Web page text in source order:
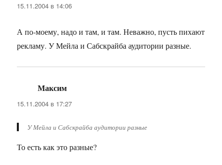
15.11.2004 в 14:06
А по-моему, надо и там, и там. Неважно, пусть пихают
рекламу. У Мейла и Сабскрайба аудитории разные.
Максим
15.11.2004 в 17:27
У Мейла и Сабскрайба аудитории разные
То есть как это разные?